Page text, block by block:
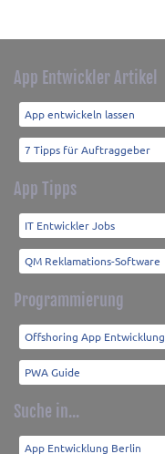
App Entwickler Artikel
App entwickeln lassen
7 Tipps für Auftraggeber
App Tipps
IT Entwickler Jobs
QM Reklamations-Software
Programmierung
Offshoring App Entwicklung
PWA Guide
Suche in...
App Entwicklung Berlin